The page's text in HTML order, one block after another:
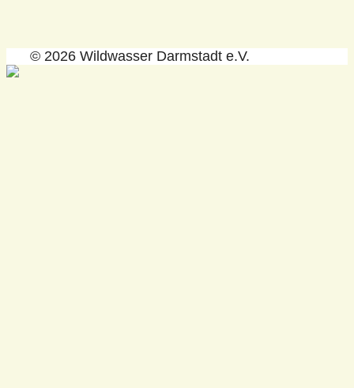
© 2026 Wildwasser Darmstadt e.V.